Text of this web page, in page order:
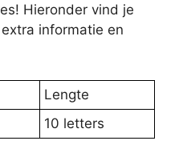
Hieronder vind je
informatie en
Lengte
10 letters